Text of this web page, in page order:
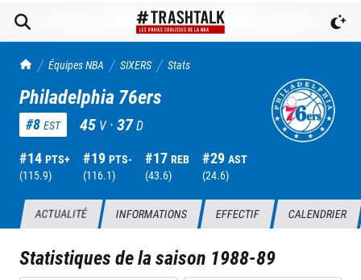
TrashTalk Actu NBA
Équipes NBA SIXERS Stats
Philadelphia 76ers
#8 EST 45 V ·37D
#14 PTS+
(115.9)
#19 PTS-
(116.1)
#17 REB
(43.6)
#29 AST
(24.6)
ACTUALITÉ INFORMATIONS EFFECTIF CALENDRIER
Statistiques de la saison 1988-89